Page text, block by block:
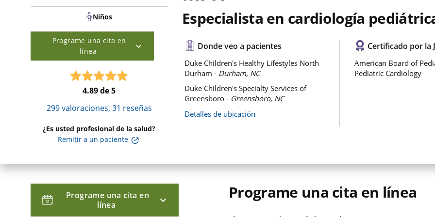
Niños
Programe una cita en
línea
4.89de 5
299valoraciones, 31 reseñas
¿Es usted profesional de la salud?
Remitir a un paciente
Especialista en cardiología
Donde veo a pacientes
Duke Children's Healthy Lifestyles North
Durham - Durham, NC
Duke Children's Specialty Services of
Greensboro - Greensboro, NC
Detalles de ubicación
Certificado por la
American Board of
Pediatric Cardiology
Programe una cita en
línea
Programe una cita en línea